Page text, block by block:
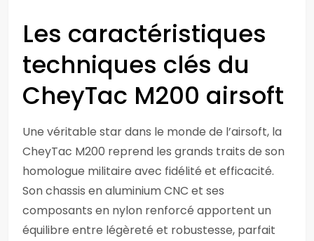
Les caractéristiques
techniques clés du
CheyTac M200 airsoft
Une véritable star dans le monde de l’airsoft, la
CheyTac M200 reprend les grands traits de son
homologue militaire avec fidélité et efficacité.
Son chassis en aluminium CNC et ses
composants en nylon renforcé apportent un
équilibre entre légèreté et robustesse, parfait